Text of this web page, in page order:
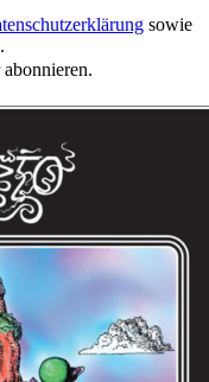
sowie